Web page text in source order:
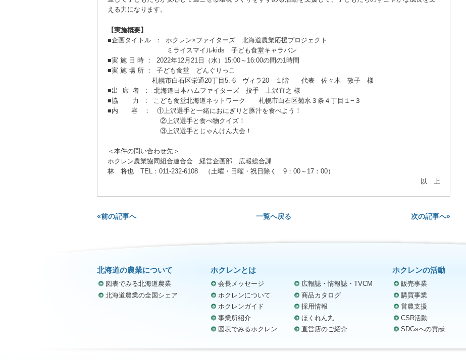
える力になります。
【実施概要】
■企画タイトル ： ホクレン×ファイターズ 北海道農業応援プロジェクト
ミライスマイルkids 子ども食堂キャラバン
■実 施 日 時 ： 2022年12月21日（水）15:00～16:00の間の1時間
■実 施 場 所 ： 子ども食堂 どんぐりっこ
札幌市白石区栄通20丁目5.-6 ヴィラ20 １階 代表 佐々木 敦子 様
■出 席 者 ： 北海道日本ハムファイターズ 投手 上沢直之 様
■協 力 ： こども食堂北海道ネットワーク 札幌市白石区菊水３条４丁目１−３
■内 容 ： ①上沢選手と一緒におにぎりと豚汁を食べよう！
②上沢選手と食べ物クイズ！
③上沢選手とじゃんけん大会！
＜本件の問い合わせ先＞
ホクレン農業協同組合連合会 経営企画部 広報総合課
林 将也 TEL：011-232-6108 （土曜・日曜・祝日除く 9：00～17：00）
以 上
一覧へ戻る
«前の記事へ 次の記事へ»
北海道の農業について
図表でみる北海道農業
北海道農業の全国シェア
ホクレンとは
会長メッセージ
ホクレンについて
ホクレンガイド
事業所紹介
図表でみるホクレン
広報誌・情報誌・TVCM
商品カタログ
採用情報
ほくれん丸
直営店のご紹介
ホクレンの活動
販売事業
購買事業
営農支援
CSR活動
SDGsへの貢献